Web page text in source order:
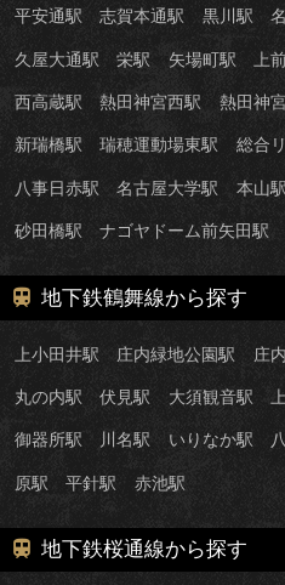
平安通駅 志賀本通駅 黒川駅
久屋大通駅 栄駅 矢場町駅 上
西高蔵駅 熱田神宮西駅 熱田神
新瑞橋駅 瑞穂運動場東駅 総合
八事日赤駅 名古屋大学駅 本山駅
砂田橋駅 ナゴヤドーム前矢田駅
地下鉄鶴舞線から探す
上小田井駅 庄内緑地公園駅 庄
丸の内駅 伏見駅 大須観音駅
御器所駅 川名駅 いりなか駅
原駅 平針駅 赤池駅
地下鉄桜通線から探す